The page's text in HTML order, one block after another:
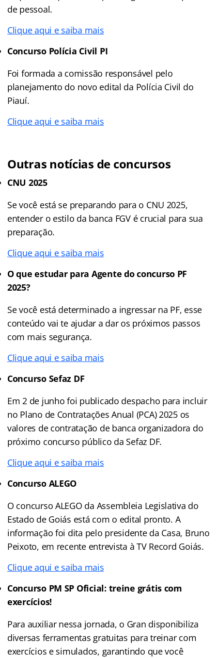
de pessoal.
Clique aqui e saiba mais
Concurso Polícia Civil PI
Foi formada a comissão responsável pelo
planejamento do novo edital da Polícia Civil do
Piauí.
Clique aqui e saiba mais
Outras notícias de concursos
CNU 2025
Se você está se preparando para o CNU 2025,
entender o estilo da banca FGV é crucial para sua
preparação.
Clique aqui e saiba mais
O que estudar para Agente do concurso PF
2025?
Se você está determinado a ingressar na PF, esse
conteúdo vai te ajudar a dar os próximos passos
com mais segurança.
Clique aqui e saiba mais
Concurso Sefaz DF
Em 2 de junho foi publicado despacho para incluir
no Plano de Contratações Anual (PCA) 2025 os
valores de contratação de banca organizadora do
próximo concurso público da Sefaz DF.
Clique aqui e saiba mais
Concurso ALEGO
O concurso ALEGO da Assembleia Legislativa do
Estado de Goiás está com o edital pronto. A
informação foi dita pelo presidente da Casa, Bruno
Peixoto, em recente entrevista à TV Record Goiás.
Clique aqui e saiba mais
Concurso PM SP Oficial: treine grátis com
exercícios!
Para auxiliar nessa jornada, o Gran disponibiliza
diversas ferramentas gratuitas para treinar com
exercícios e simulados, garantindo que você